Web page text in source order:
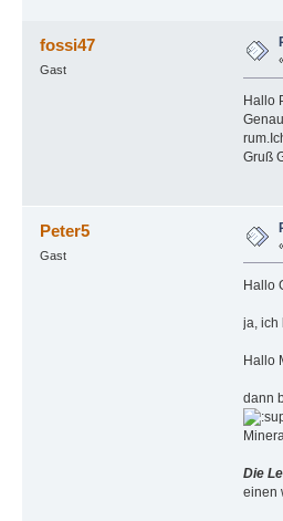
fossi47
Gast
Hallo
Gruß
Peter5
Gast
Hallo
ja, ich
Hallo
dann
Die
einen